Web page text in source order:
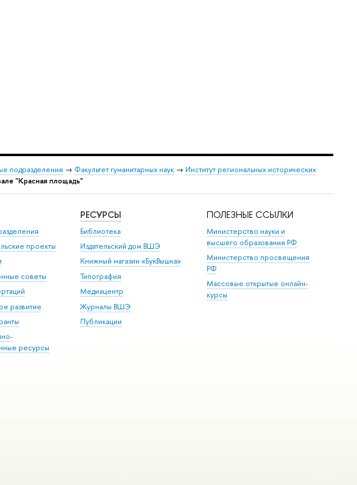
подразделения → Факультет гуманитарных наук → Институт региональных исторических
"Красная площадь"
проекты
советы
развитие
ресурсы
РЕСУРСЫ
Библиотека
Издательский дом ВШЭ
Книжный магазин «БукВышка»
Типография
Медиацентр
Журналы ВШЭ
Публикации
ПОЛЕЗНЫЕ ССЫЛКИ
Министерство науки и
высшего образования РФ
Министерство просвещения
РФ
Массовые открытые онлайн-
курсы